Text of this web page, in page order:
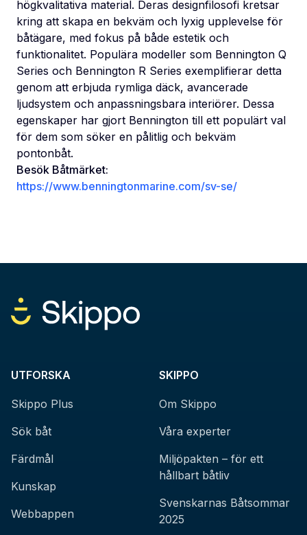
högkvalitativa material. Deras designfilosofi kretsar
kring att skapa en bekväm och lyxig upplevelse för
båtägare, med fokus på både estetik och
funktionalitet. Populära modeller som Bennington Q
Series och Bennington R Series exemplifierar detta
genom att erbjuda rymliga däck, avancerade
ljudsystem och anpassningsbara interiörer. Dessa
egenskaper har gjort Bennington till ett populärt val
för dem som söker en pålitlig och bekväm
pontonbåt.
Besök Båtmärket:
https://www.benningtonmarine.com/sv-se/
UTFORSKA
Skippo Plus
Sök båt
Färdmål
Kunskap
Webbappen
SKIPPO
Om Skippo
Våra experter
Miljöpakten – för ett
hållbart båtliv
Svenskarnas Båtsommar
2025